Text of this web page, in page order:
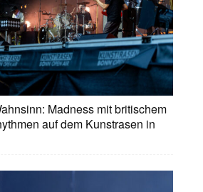
Madness mit britischem
auf dem Kunstrasen in